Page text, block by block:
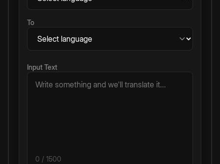
To
Input Text
0 / 1500